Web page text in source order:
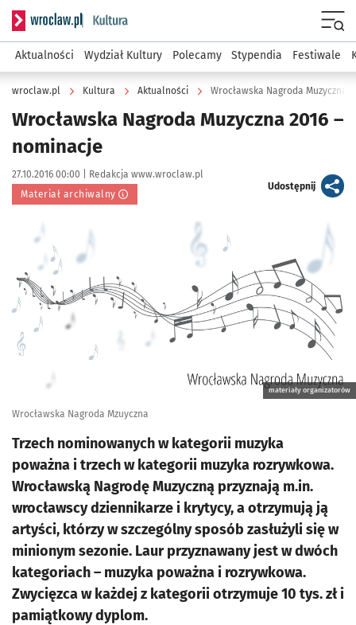
Serwis informacyjny wroclaw.pl podserwis: Kultura
Aktualności Wydział Kultury Polecamy Stypendia Festiwale
wroclaw.pl Kultura Aktualności Wrocławska Nagroda Muzyczna
Wrocławska Nagroda Muzyczna 2016 –
nominacje
Data publikacji:
27.10.2016 00:00 | Autor:
Redakcja www.wroclaw.pl
Materiał archiwalny
Udostępnijartykuł
Kliknij, aby powiększyć
materiały organizatorów
Wrocławska Nagroda Mzuyczna
Trzech nominowanych w kategorii muzyka
poważna i trzech w kategorii muzyka rozrywkowa.
Wrocławską Nagrodę Muzyczną przyznają m.in.
wrocławscy dziennikarze i krytycy, a otrzymują ją
artyści, którzy w szczególny sposób zasłużyli się w
minionym sezonie. Laur przyznawany jest w dwóch
kategoriach – muzyka poważna i rozrywkowa.
Zwycięzca w każdej z kategorii otrzymuje 10 tys. zł i
pamiątkowy dyplom.